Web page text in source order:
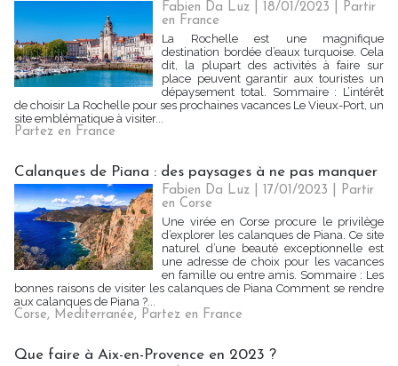
Fabien Da Luz | 18/01/2023
Partir
en France
La Rochelle est une magnifique
destination bordée d’eaux turquoise. Cela
dit, la plupart des activités à faire sur
place peuvent garantir aux touristes un
dépaysement total. Sommaire : L’intérêt
de choisir La Rochelle pour ses prochaines vacances Le Vieux-Port, un
site emblématique à visiter...
Partez en France
Calanques de Piana : des paysages à ne pas manquer
Fabien Da Luz | 17/01/2023
Partir
en Corse
Une virée en Corse procure le privilège
d’explorer les calanques de Piana. Ce site
naturel d’une beauté exceptionnelle est
une adresse de choix pour les vacances
en famille ou entre amis. Sommaire : Les
bonnes raisons de visiter les calanques de Piana Comment se rendre
aux calanques de Piana ?...
Corse, Mediterranée, Partez en France
Que faire à Aix-en-Provence en 2023 ?